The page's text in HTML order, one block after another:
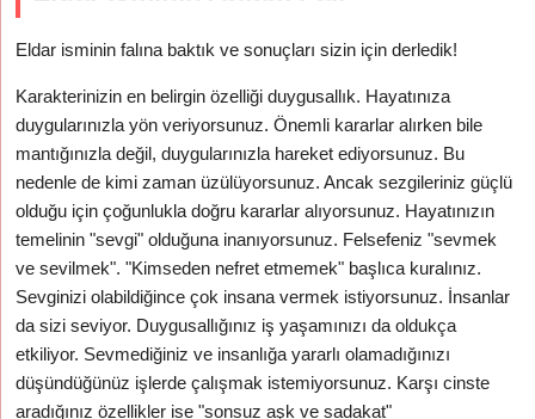
Eldar isminin falına baktık ve sonuçları sizin için derledik!
Karakterinizin en belirgin özelliği duygusallık. Hayatınıza
duygularınızla yön veriyorsunuz. Önemli kararlar alırken bile
mantığınızla değil, duygularınızla hareket ediyorsunuz. Bu
nedenle de kimi zaman üzülüyorsunuz. Ancak sezgileriniz güçlü
olduğu için çoğunlukla doğru kararlar alıyorsunuz. Hayatınızın
temelinin "sevgi" olduğuna inanıyorsunuz. Felsefeniz "sevmek
ve sevilmek". "Kimseden nefret etmemek" başlıca kuralınız.
Sevginizi olabildiğince çok insana vermek istiyorsunuz. İnsanlar
da sizi seviyor. Duygusallığınız iş yaşamınızı da oldukça
etkiliyor. Sevmediğiniz ve insanlığa yararlı olamadığınızı
düşündüğünüz işlerde çalışmak istemiyorsunuz. Karşı cinste
aradığınız özellikler ise "sonsuz aşk ve sadakat"